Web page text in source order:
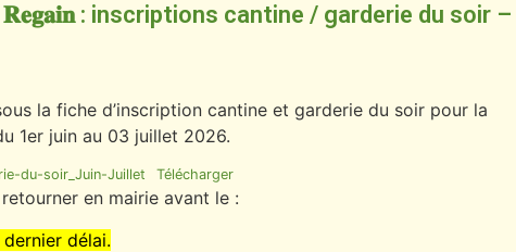
𝐑𝐞𝐠𝐚𝐢𝐧 : inscriptions cantine / garderie du soir
la fiche d’inscription cantine et garderie du soir pour la
1er juin au 03 juillet 2026.
du-soir_Juin-Juillet Télécharger
en mairie avant le :
délai.